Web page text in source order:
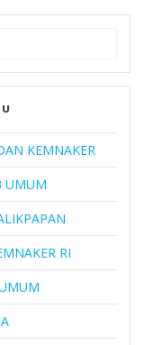
KEMNAKER
UMUM
RI